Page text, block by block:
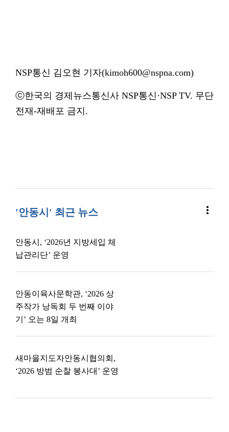
NSP통신 김오현 기자(kimoh600@nspna.com)
ⓒ한국의 경제뉴스통신사 NSP통신·NSP TV. 무단
전재-재배포 금지.
'안동시' 최근 뉴스 more_vert
안동시, ‘2026년 지방세입 체
납관리단’ 운영
안동이육사문학관, ‘2026 상
주작가 낭독회 두 번째 이야
기’ 오는 8일 개최
새마을지도자안동시협의회,
‘2026 방범 순찰 봉사대’ 운영